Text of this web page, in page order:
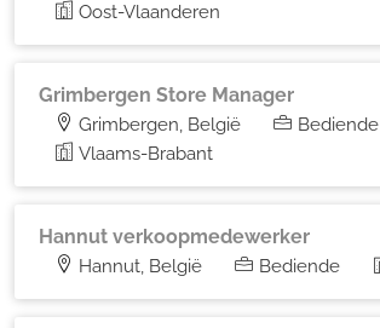
Oost-Vlaanderen
Grimbergen Store Manager
Grimbergen, België
Bediende
Vlaams-Brabant
Hannut verkoopmedewerker
Hannut, België Bediende